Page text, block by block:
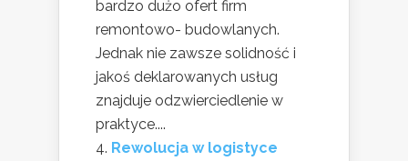
bardzo dużo ofert firm
remontowo- budowlanych.
Jednak nie zawsze solidność i
jakoś deklarowanych usług
znajduje odzwierciedlenie w
praktyce....
Rewolucja w logistyce